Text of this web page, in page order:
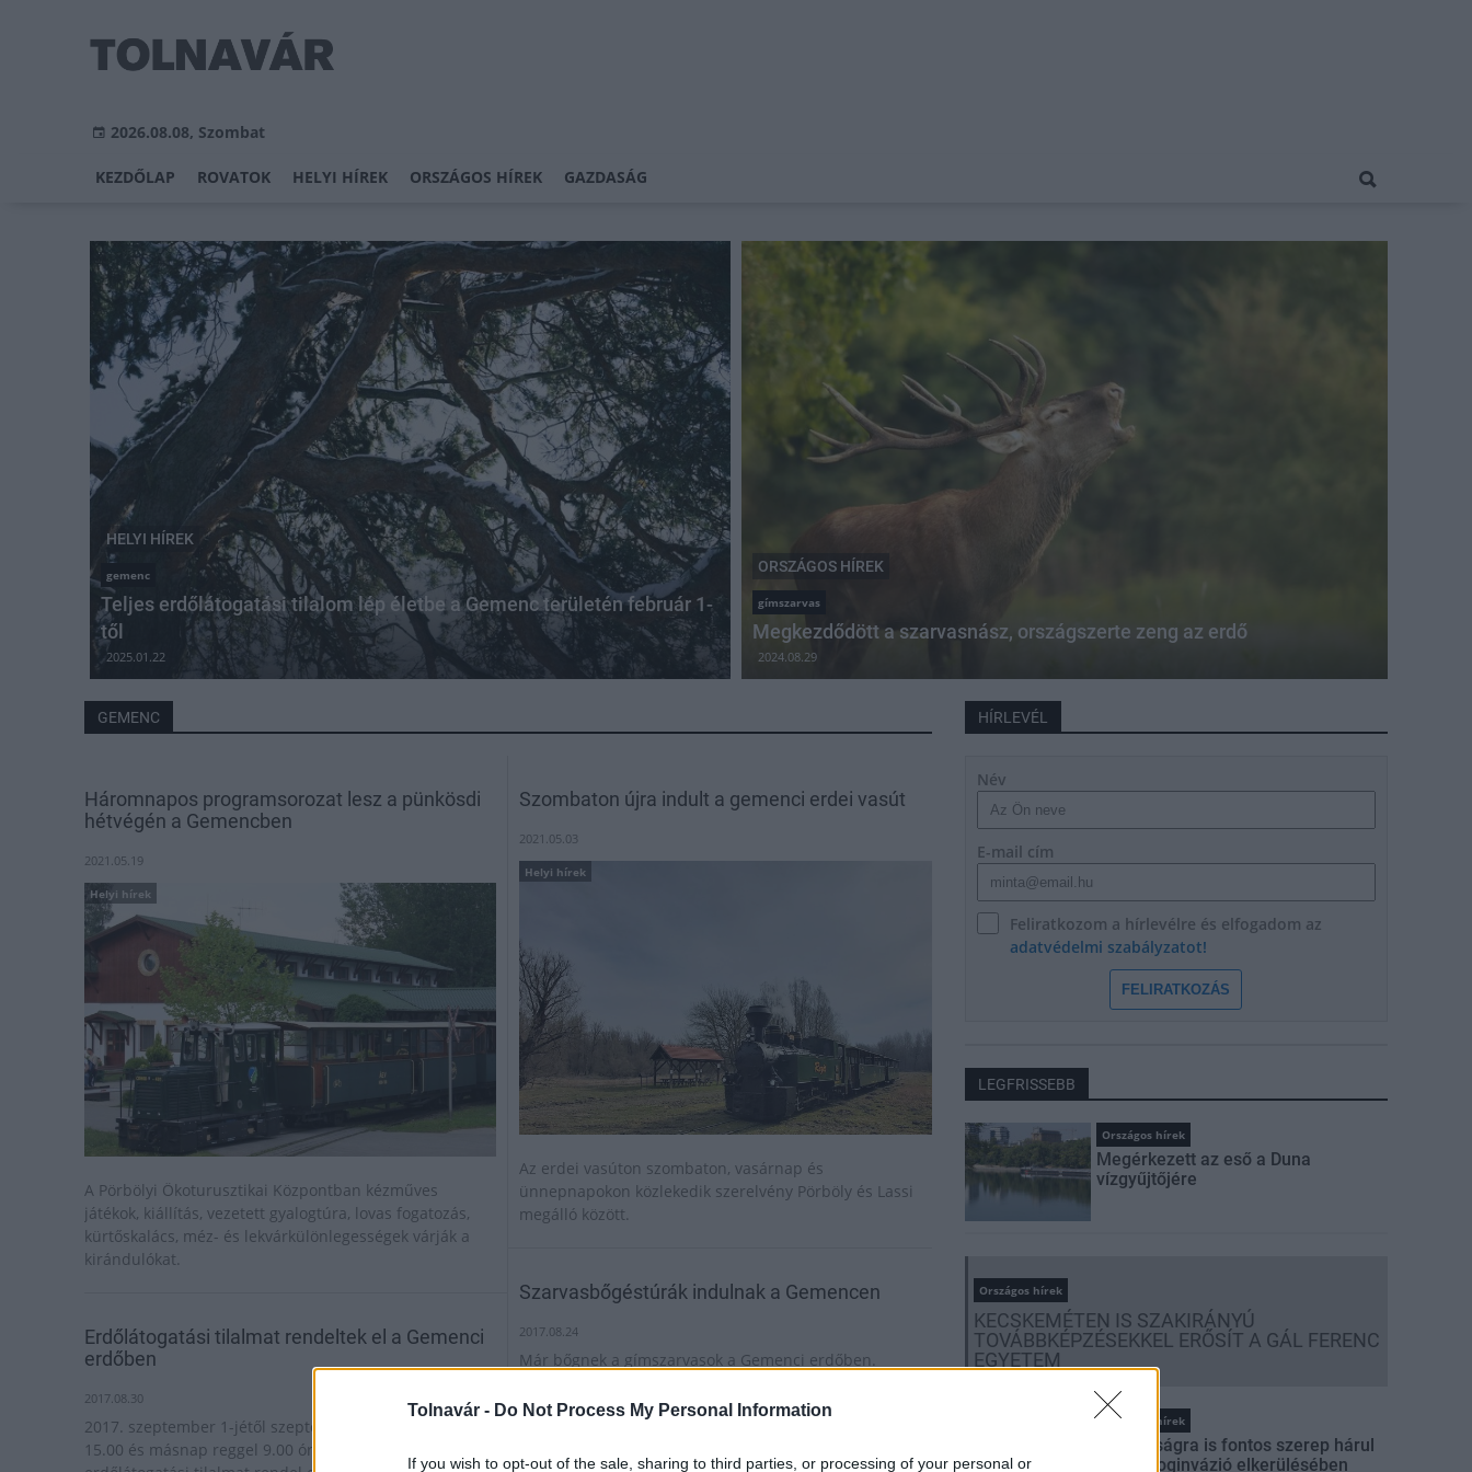
Tolnavár - Do Not Process My Personal Information
If you wish to opt-out of the sale, sharing to third parties, or processing of your personal or
2026.08.08, Szombat
KEZDŐLAP ROVATOK HELYI HÍREK ORSZÁGOS HÍREK GAZDASÁG
HELYI HÍREK
gemenc
Teljes erdőlátogatási tilalom lép életbe a Gemenc területén február 1-
től
2025.01.22
ORSZÁGOS HÍREK
gímszarvas
Megkezdődött a szarvasnász, országszerte zeng az erdő
2024.08.29
GEMENC
Háromnapos programsorozat lesz a pünkösdi
hétvégén a Gemencben
2021.05.19
Helyi hírek
A Pörbölyi Ökoturusztikai Központban kézműves
játékok, kiállítás, vezetett gyalogtúra, lovas fogatozás,
kürtőskalács, méz- és lekvárkülönlegességek várják a
kirándulókat.
Erdőlátogatási tilalmat rendeltek el a Gemenci
erdőben
2017.08.30
2017. szeptember 1-jétől szeptember 30-ig minden nap
15.00 és másnap reggel 9.00 óra között részleges
Szombaton újra indult a gemenci erdei vasút
2021.05.03
Helyi hírek
Az erdei vasúton szombaton, vasárnap és
ünnepnapokon közlekedik szerelvény Pörböly és Lassi
megálló között.
Szarvasbőgéstúrák indulnak a Gemencen
2017.08.24
Már bőgnek a gímszarvasok a Gemenci erdőben.
Gemenc Zrt. által szervezett túrákon bárki
HÍRLEVÉL
Név
E-mail cím
Feliratkozom a hírlevélre és elfogadom az
adatvédelmi szabályzatot!
FELIRATKOZÁS
LEGFRISSEBB
Országos hírek
Megérkezett az eső a Duna
vízgyűjtőjére
Országos hírek
KECSKEMÉTEN IS SZAKIRÁNYÚ
TOVÁBBKÉPZÉSEKKEL ERŐSÍT A GÁL FERENC
EGYETEM
Országos hírek
A lakosságra is fontos szerep hárul
a szúnyoginvázió elkerülésében